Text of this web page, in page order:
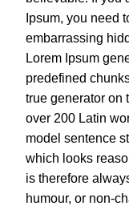
Ipsum, you need
embarrassing
Lorem Ipsum
predefined
true generator on
over 200 Latin
model sentence
which looks
is therefore
humour, or non-